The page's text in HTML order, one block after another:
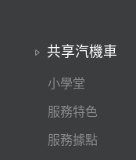
共享汽機車
小學堂
服務特色
服務據點